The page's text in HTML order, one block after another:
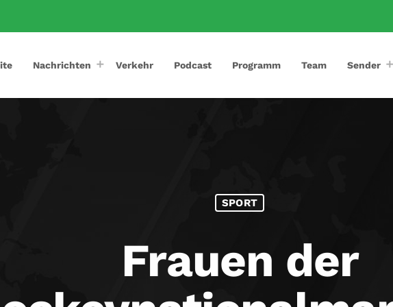
Nachrichten Verkehr Podcast Programm Team Sender
SPORT
Frauen der